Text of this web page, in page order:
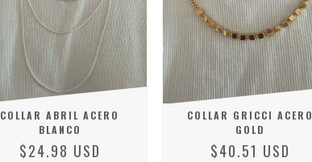
COLLAR ABRIL ACERO
BLANCO
$24.98 USD
COLLAR GRICCI ACERO
GOLD
$40.51 USD